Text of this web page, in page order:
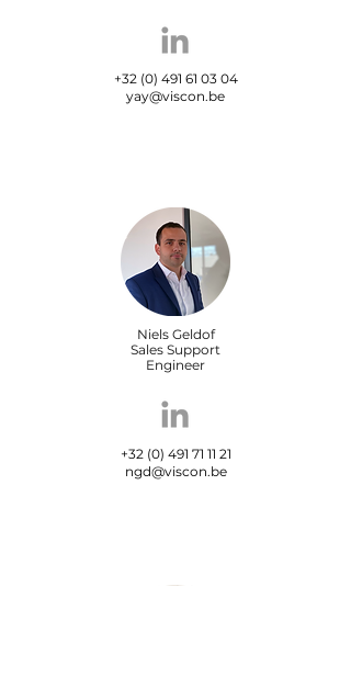
+32 (0) 491 61 03 04
yay@viscon.be
Niels Geldof
Sales Support
Engineer
+32 (0) 491 71 11 21
ngd@viscon.be